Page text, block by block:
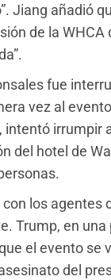
Jiang añadió
de la
fue
vez al
intentó irrumpir
del hotel de
los agentes
Trump, en
el evento
del